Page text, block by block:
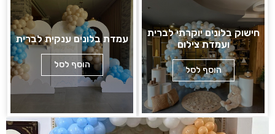
חישוק בלונים יוקרתי לברית
ועמדת צילום
הוסף לסל
עמדת בלונים ענקית לברית
הוסף לסל